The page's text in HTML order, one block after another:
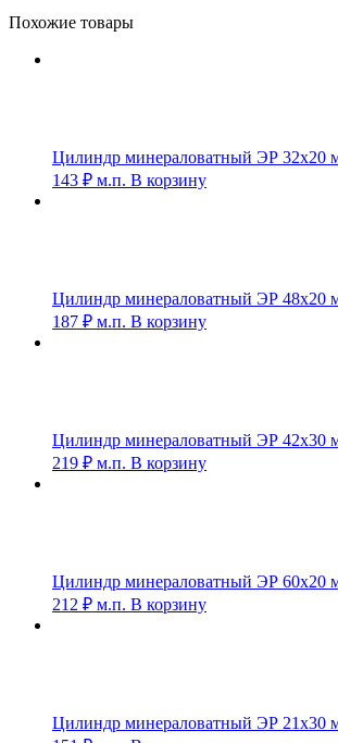
Похожие товары
Цилиндр минераловатный ЭР 32х20
143 ₽ м.п. В корзину
Цилиндр минераловатный ЭР 48х20
187 ₽ м.п. В корзину
Цилиндр минераловатный ЭР 42х30
219 ₽ м.п. В корзину
Цилиндр минераловатный ЭР 60х20
212 ₽ м.п. В корзину
Цилиндр минераловатный ЭР 21х30